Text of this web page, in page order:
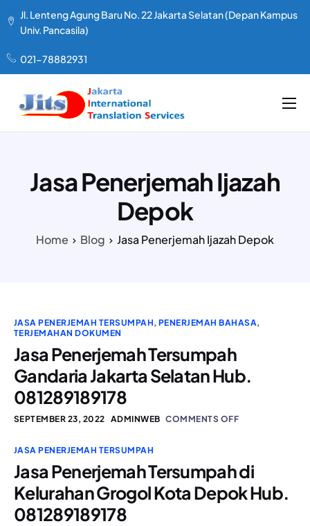
Jl. Lenteng Agung Baru No. 22 Jakarta Selatan (Depan Kampus
Univ. Pancasila)
021-78882931
PAKET HARGA
ARTIKEL
Jasa Penerjemah Ijazah
Depok
Home Blog Jasa Penerjemah Ijazah Depok
JASA PENERJEMAH TERSUMPAH, PENERJEMAH BAHASA,
TERJEMAHAN DOKUMEN
Jasa Penerjemah Tersumpah
Gandaria Jakarta Selatan Hub.
081289189178
SEPTEMBER 23, 2022 ADMINWEB COMMENTS OFF
JASA PENERJEMAH TERSUMPAH
Jasa Penerjemah Tersumpah di
Kelurahan Grogol Kota Depok Hub.
081289189178